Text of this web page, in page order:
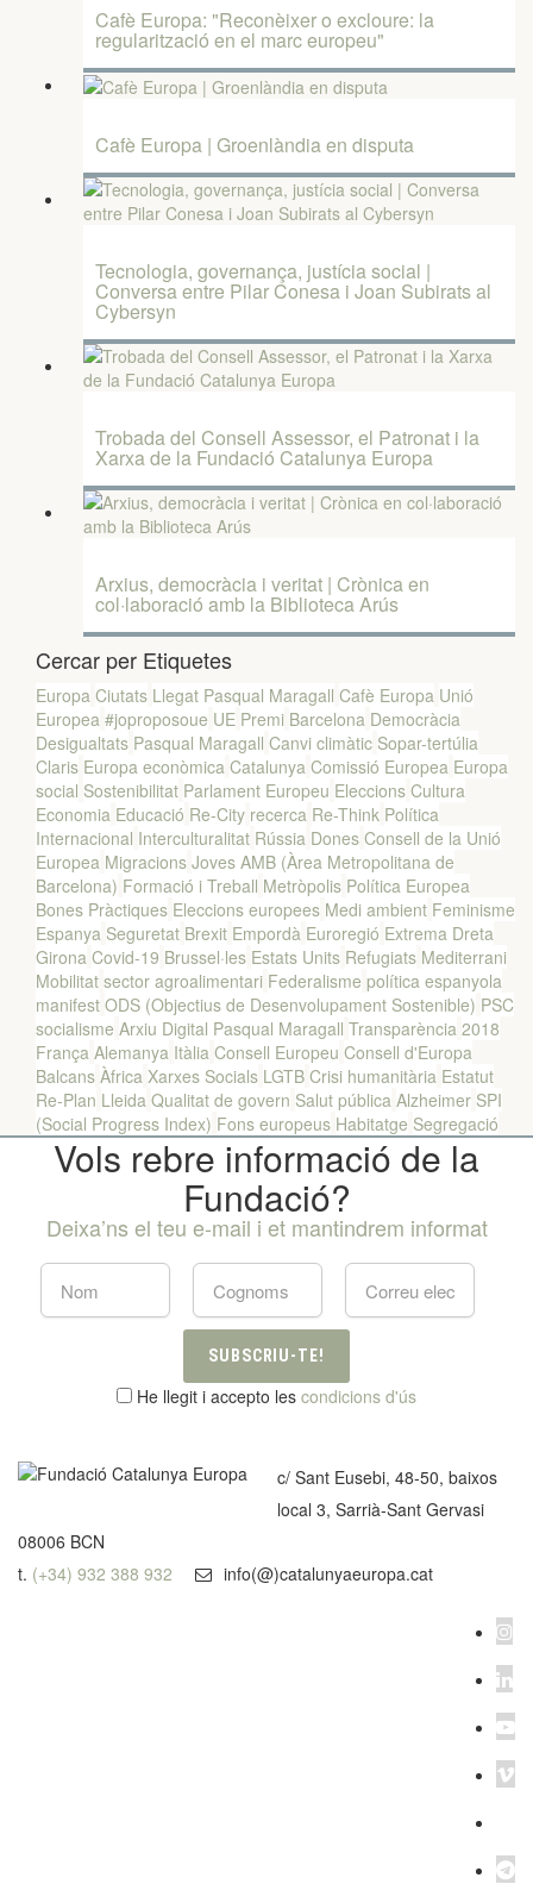
Cafè Europa: "Reconèixer o excloure: la
regularització en el marc europeu"
Cafè Europa | Groenlàndia en disputa
Tecnologia, governança, justícia social |
Conversa entre Pilar Conesa i Joan Subirats al
Cybersyn
Trobada del Consell Assessor, el Patronat i la
Xarxa de la Fundació Catalunya Europa
Arxius, democràcia i veritat | Crònica en
col·laboració amb la Biblioteca Arús
Cercar per Etiquetes
Europa Ciutats Llegat Pasqual Maragall Cafè Europa Unió
Europea #joproposoue UE Premi Barcelona Democràcia
Desigualtats Pasqual Maragall Canvi climàtic Sopar-tertúlia
Claris Europa econòmica Catalunya Comissió Europea Europa
social Sostenibilitat Parlament Europeu Eleccions Cultura
Economia Educació Re-City recerca Re-Think Política
Internacional Interculturalitat Rússia Dones Consell de la Unió
Europea Migracions Joves AMB (Àrea Metropolitana de
Barcelona) Formació i Treball Metròpolis Política Europea
Bones Pràctiques Eleccions europees Medi ambient Feminisme
Espanya Seguretat Brexit Empordà Euroregió Extrema Dreta
Girona Covid-19 Brussel·les Estats Units Refugiats Mediterrani
Mobilitat sector agroalimentari Federalisme política espanyola
manifest ODS (Objectius de Desenvolupament Sostenible) PSC
socialisme Arxiu Digital Pasqual Maragall Transparència 2018
França Alemanya Itàlia Consell Europeu Consell d'Europa
Balcans Àfrica Xarxes Socials LGTB Crisi humanitària Estatut
Re-Plan Lleida Qualitat de govern Salut pública Alzheimer SPI
(Social Progress Index) Fons europeus Habitatge Segregació
Vols rebre informació de la
Fundació?
Deixa’ns el teu e-mail i et mantindrem informat
SUBSCRIU-TE!
He llegit i accepto les condicions d'ús
c/ Sant Eusebi, 48-50, baixos
local 3, Sarrià-Sant Gervasi
08006 BCN
t. (+34) 932 388 932 info(@)catalunyaeuropa.cat